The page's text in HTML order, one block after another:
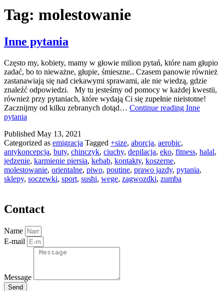
Tag: molestowanie
Inne pytania
Często my, kobiety, mamy w głowie milion pytań, które nam głupio
zadać, bo to nieważne, głupie, śmieszne.. Czasem panowie również
zastanawiają się nad ciekawymi sprawami, ale nie wiedzą, gdzie
znaleźć odpowiedzi. My tu jesteśmy od pomocy w każdej kwestii,
również przy pytaniach, które wydają Ci się zupełnie nieistotne!
Zacznijmy od kilku zebranych dotąd… Continue reading Inne
pytania
Published May 13, 2021
Categorized as emigracja Tagged +size, aborcja, aerobic,
antykoncepcja, buty, chinczyk, ciuchy, depilacja, eko, fitness, halal,
jedzenie, karmienie piersią, kebab, kontakty, koszerne,
molestowanie, orientalne, piwo, poutine, prawo jazdy, pytania,
sklepy, soczewki, sport, sushi, wege, zagwozdki, zumba
Contact
Name
E-mail
Message
Send